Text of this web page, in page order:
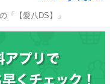
「【愛八DS】」